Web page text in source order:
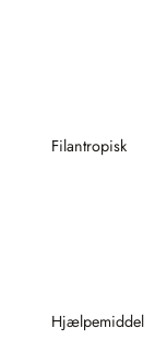
Filantropisk
Hjælpemiddel